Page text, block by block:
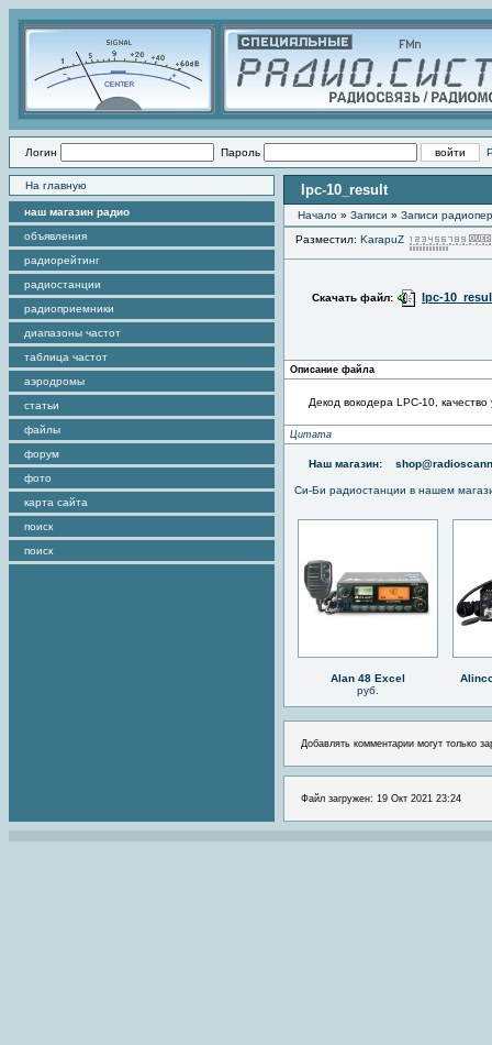
Логин Пароль
На главную
наш магазин радио
объявления
радиорейтинг
радиостанции
радиоприемники
диапазоны частот
таблица частот
аэродромы
статьи
файлы
форум
фото
карта сайта
поиск
поиск
lpc-10_result
Начало » Записи » Записи
Разместил: KarapuZ
Скачать файл: lpc-
Описание файла
Декод вокодера LPC-10,
Цитата
Наш магазин:
Си-Би радиостанции в нашем
Alan 48 Excel
руб.
Добавлять комментарии могут только
Файл загружен: 19 Окт 2021 23:24